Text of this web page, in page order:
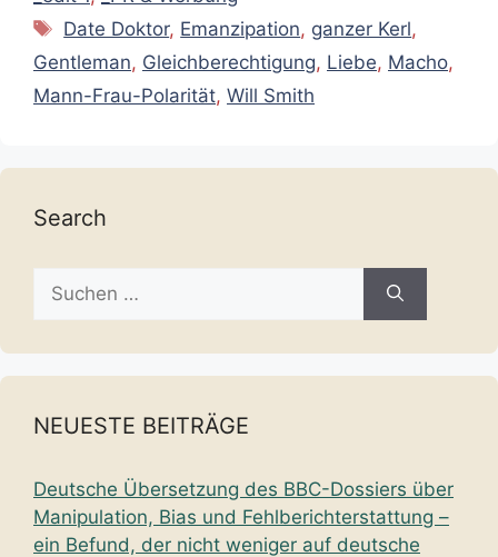
Schlagwörter
Date Doktor, Emanzipation, ganzer Kerl,
Gentleman, Gleichberechtigung, Liebe, Macho,
Mann-Frau-Polarität, Will Smith
Search
Suche
nach:
NEUESTE BEITRÄGE
Deutsche Übersetzung des BBC-Dossiers über
Manipulation, Bias und Fehlberichterstattung –
ein Befund, der nicht weniger auf deutsche